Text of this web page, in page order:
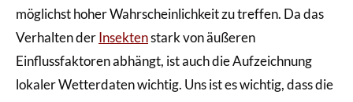
möglichst hoher Wahrscheinlichkeit zu treffen. Da das
Verhalten derInsektenstark von äußeren
Einflussfaktoren abhängt, ist auch die Aufzeichnung
lokaler Wetterdaten wichtig. Uns ist es wichtig, dass die